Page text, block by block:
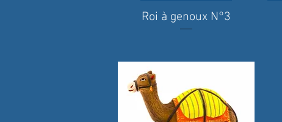
Quick View
Roi à genoux N°3